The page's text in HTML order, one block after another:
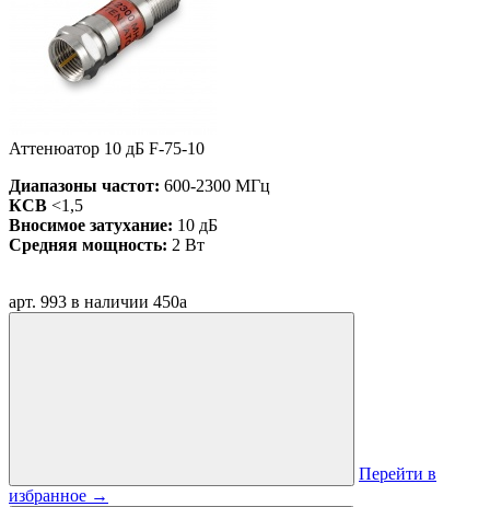
Аттенюатор 10 дБ F-75-10
Диапазоны частот: 600-2300 МГц
КСВ <1,5
Вносимое затухание: 10 дБ
Средняя мощность: 2 Вт
арт. 993 в наличии 450a
Перейти в
избранное →